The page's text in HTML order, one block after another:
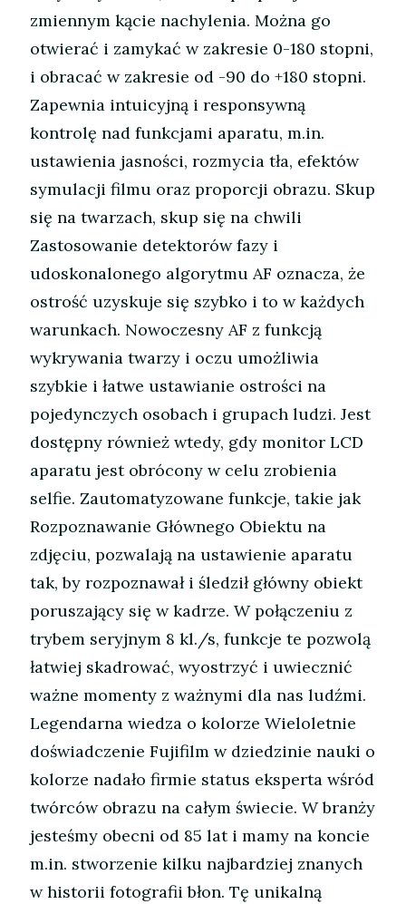
zmiennym kącie nachylenia. Można go
otwierać i zamykać w zakresie 0-180 stopni,
i obracać w zakresie od -90 do +180 stopni.
Zapewnia intuicyjną i responsywną
kontrolę nad funkcjami aparatu, m.in.
ustawienia jasności, rozmycia tła, efektów
symulacji filmu oraz proporcji obrazu. Skup
się na twarzach, skup się na chwili
Zastosowanie detektorów fazy i
udoskonalonego algorytmu AF oznacza, że
ostrość uzyskuje się szybko i to w każdych
warunkach. Nowoczesny AF z funkcją
wykrywania twarzy i oczu umożliwia
szybkie i łatwe ustawianie ostrości na
pojedynczych osobach i grupach ludzi. Jest
dostępny również wtedy, gdy monitor LCD
aparatu jest obrócony w celu zrobienia
selfie. Zautomatyzowane funkcje, takie jak
Rozpoznawanie Głównego Obiektu na
zdjęciu, pozwalają na ustawienie aparatu
tak, by rozpoznawał i śledził główny obiekt
poruszający się w kadrze. W połączeniu z
trybem seryjnym 8 kl./s, funkcje te pozwolą
łatwiej skadrować, wyostrzyć i uwiecznić
ważne momenty z ważnymi dla nas ludźmi.
Legendarna wiedza o kolorze Wieloletnie
doświadczenie Fujifilm w dziedzinie nauki o
kolorze nadało firmie status eksperta wśród
twórców obrazu na całym świecie. W branży
jesteśmy obecni od 85 lat i mamy na koncie
m.in. stworzenie kilku najbardziej znanych
w historii fotografii błon. Tę unikalną